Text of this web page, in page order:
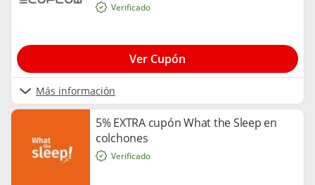
Más información
Verificado
Ver Cupón
5% EXTRA cupón What the Sleep en
colchones
Verificado